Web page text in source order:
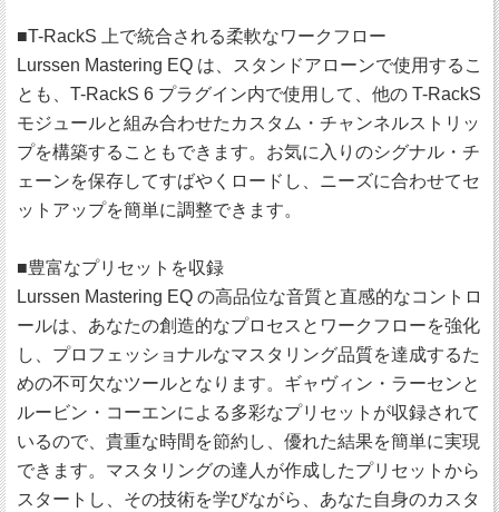
■T-RackS 上で統合される柔軟なワークフロー
Lurssen Mastering EQ は、スタンドアローンで使用するこ
とも、T-RackS 6 プラグイン内で使用して、他の T-RackS
モジュールと組み合わせたカスタム・チャンネルストリッ
プを構築することもできます。お気に入りのシグナル・チ
ェーンを保存してすばやくロードし、ニーズに合わせてセ
ットアップを簡単に調整できます。
■豊富なプリセットを収録
Lurssen Mastering EQ の高品位な音質と直感的なコントロ
ールは、あなたの創造的なプロセスとワークフローを強化
し、プロフェッショナルなマスタリング品質を達成するた
めの不可欠なツールとなります。ギャヴィン・ラーセンと
ルービン・コーエンによる多彩なプリセットが収録されて
いるので、貴重な時間を節約し、優れた結果を簡単に実現
できます。マスタリングの達人が作成したプリセットから
スタートし、その技術を学びながら、あなた自身のカスタ